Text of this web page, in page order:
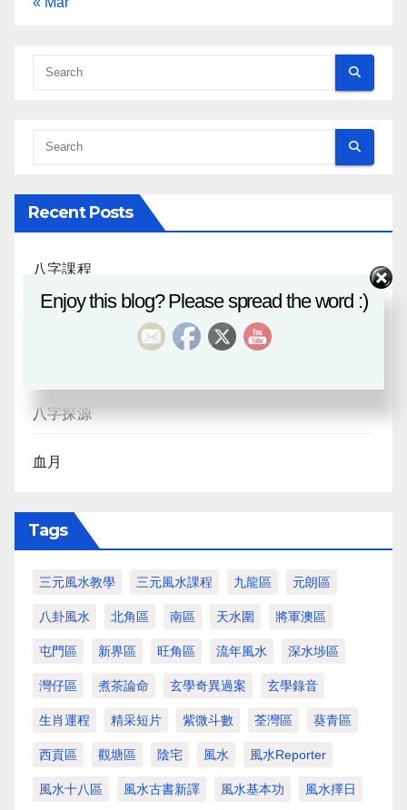
Recent Posts
八字課程
風水班招生
八字探源
血月
Tags
三元風水教學 三元風水課程 九龍區 元朗區
八卦風水 北角區 南區 天水圍 將軍澳區
屯門區 新界區 旺角區 流年風水 深水埗區
灣仔區 煮茶論命 玄學奇異過案 玄學錄音
生肖運程 精采短片 紫微斗數 荃灣區 葵青區
西貢區 觀塘區 陰宅 風水 風水Reporter
風水十八區 風水古書新譯 風水基本功 風水擇日
Enjoy this blog? Please spread the word :)